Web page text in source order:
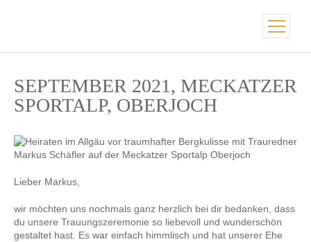
SEPTEMBER 2021, MECKATZER
SPORTALP, OBERJOCH
Lieber Markus,
wir möchten uns nochmals ganz herzlich bei dir bedanken, dass
du unsere Trauungszeremonie so liebevoll und wunderschön
gestaltet hast. Es war einfach himmlisch und hat unserer Ehe